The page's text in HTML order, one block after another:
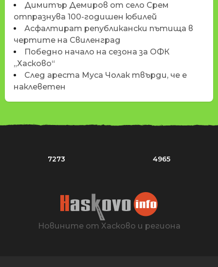
Димитър Демиров от село Срем
отпразнува 100-годишен юбилей
Асфалтират републикански пътища в
чертите на Свиленград
Победно начало на сезона за ОФК
„Хасково“
След ареста Муса Чолак твърди, че е
наклеветен
7273 4965
Новините от Хасково и региона